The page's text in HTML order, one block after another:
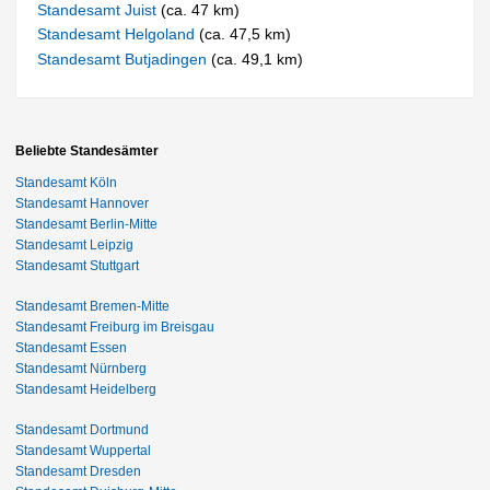
Standesamt Juist(ca. 47 km)
Standesamt Helgoland(ca. 47,5 km)
Standesamt Butjadingen(ca. 49,1 km)
Beliebte Standesämter
Standesamt Köln
Standesamt Hannover
Standesamt Berlin-Mitte
Standesamt Leipzig
Standesamt Stuttgart
Standesamt Bremen-Mitte
Standesamt Freiburg im Breisgau
Standesamt Essen
Standesamt Nürnberg
Standesamt Heidelberg
Standesamt Dortmund
Standesamt Wuppertal
Standesamt Dresden